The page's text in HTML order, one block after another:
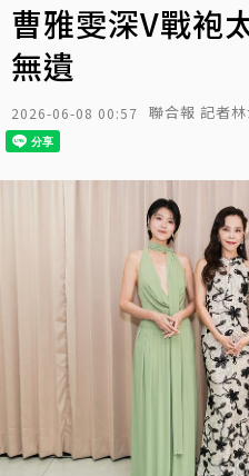
曹雅雯深V戰袍
無遺
2026-06-08 00:57 聯合報 記者